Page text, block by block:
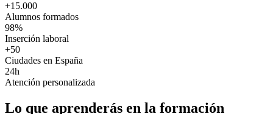
+15.000
Alumnos formados
98%
Inserción laboral
+50
Ciudades en España
24h
Atención personalizada
Lo que aprenderás en la formación